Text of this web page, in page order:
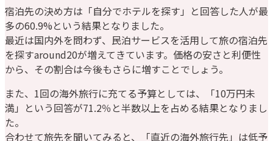
宿泊先の決め方は「自分でホテルを探す」と回答した人が最
多の60.9%という結果となりました。
最近は国内外を問わず、民泊サービスを活用して旅の宿泊先
を探すaround20が増えてきています。価格の安さと利便性
から、その割合は今後もさらに増すことでしょう。
また、1回の海外旅行に充てる予算としては、「10万円未
満」という回答が71.2％と半数以上を占める結果となりまし
た。
合わせて旅先を聞いてみると、「直近の海外旅行先」は低予